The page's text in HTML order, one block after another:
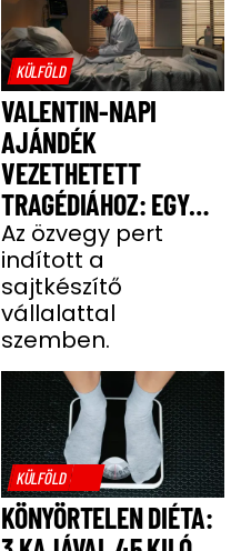
KÜLFÖLD
VALENTIN-NAPI
AJÁNDÉK
VEZETHETETT
TRAGÉDIÁHOZ: EGY
SAJT MIATT HALT MEG
A FÉRJ
Az özvegy pert
indított a
sajtkészítő
vállalattal
szemben.
KÜLFÖLD
KÖNYÖRTELEN DIÉTA: